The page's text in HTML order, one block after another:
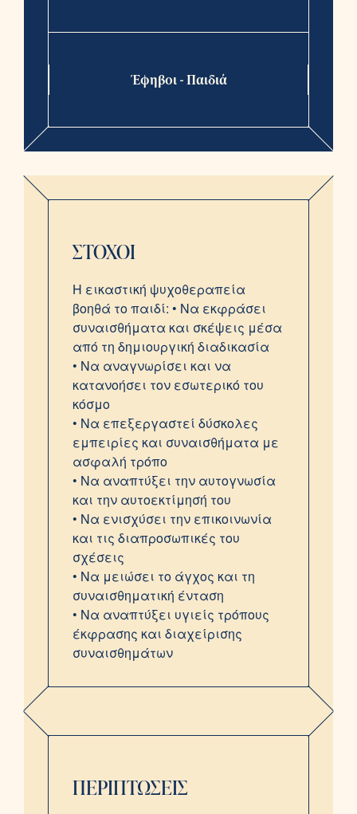
Έφηβοι - Παιδιά
ΣΤΟΧΟΙ
Η εικαστική ψυχοθεραπεία
βοηθά το παιδί: • Να εκφράσει
συναισθήματα και σκέψεις μέσα
από τη δημιουργική διαδικασία
• Να αναγνωρίσει και να
κατανοήσει τον εσωτερικό του
κόσμο
• Να επεξεργαστεί δύσκολες
εμπειρίες και συναισθήματα με
ασφαλή τρόπο
• Να αναπτύξει την αυτογνωσία
και την αυτοεκτίμησή του
• Να ενισχύσει την επικοινωνία
και τις διαπροσωπικές του
σχέσεις
• Να μειώσει το άγχος και τη
συναισθηματική ένταση
• Να αναπτύξει υγιείς τρόπους
έκφρασης και διαχείρισης
συναισθημάτων
ΠΕΡΙΠΤΩΣΕΙΣ